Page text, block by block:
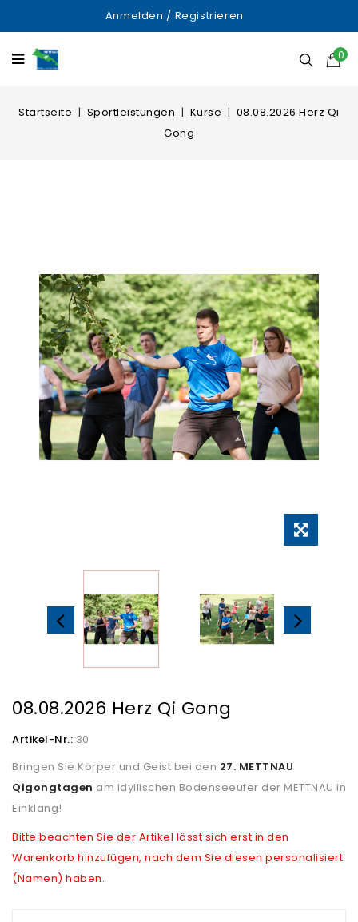
Anmelden / Registrieren
0
Startseite Sportleistungen Kurse
08.08.2026 Herz Qi
Gong
08.08.2026 Herz Qi Gong
Artikel-Nr.: 30
Bringen Sie Körper und Geist bei den 27. METTNAU
Qigongtagen am idyllischen Bodenseeufer der METTNAU in
Einklang!
Bitte beachten Sie der Artikel lässt sich erst in den
Warenkorb hinzufügen, nach dem Sie diesen personalisiert
(Namen) haben.